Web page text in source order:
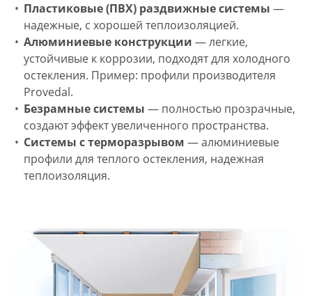
Пластиковые (ПВХ) раздвижные системы —
надежные, с хорошей теплоизоляцией.
Алюминиевые конструкции — легкие,
устойчивые к коррозии, подходят для холодного
остекления. Пример: профили производителя
Provedal.
Безрамные системы — полностью прозрачные,
создают эффект увеличенного пространства.
Системы с терморазрывом — алюминиевые
профили для теплого остекления, надежная
теплоизоляция.